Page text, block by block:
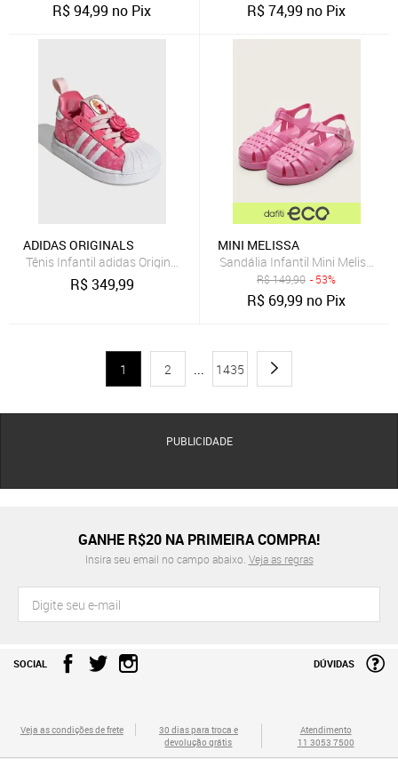
R$94,99 no Pix R$74,99 no Pix
ADIDAS ORIGINALS
Tênis Infantil adidas Originals Superstar Quickon I Princesas Rosa
R$349,99
MINI MELISSA
Sandália Infantil Mini Melissa
R$149,90 - 53%
R$ 69,99 no Pix
1 2 ... 1435
PUBLICIDADE
GANHE R$20 NA PRIMEIRA COMPRA!
Insira seu email no campo abaixo. Veja as regras
SOCIAL DÚVIDAS
Veja as condições de frete
30 dias para troca e
devolução grátis
Atendimento
11 3053 7500